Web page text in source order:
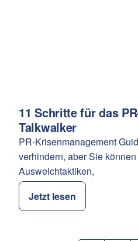
Kategorie:
11 Schritte für das
Talkwalker
PR-Krisenmanagement
verhindern, aber Sie
Ausweichtaktiken,
Jetzt lesen